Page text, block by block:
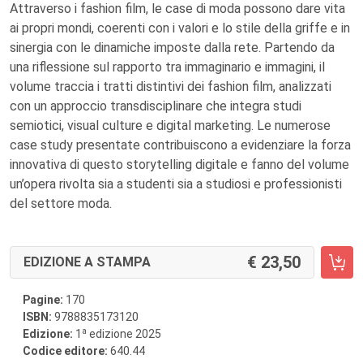
Attraverso i fashion film, le case di moda possono dare vita
ai propri mondi, coerenti con i valori e lo stile della griffe e in
sinergia con le dinamiche imposte dalla rete. Partendo da
una riflessione sul rapporto tra immaginario e immagini, il
volume traccia i tratti distintivi dei fashion film, analizzati
con un approccio transdisciplinare che integra studi
semiotici, visual culture e digital marketing. Le numerose
case study presentate contribuiscono a evidenziare la forza
innovativa di questo storytelling digitale e fanno del volume
un’opera rivolta sia a studenti sia a studiosi e professionisti
del settore moda.
EDIZIONE A STAMPA 23,50
Pagine: 170
ISBN: 9788835173120
Edizione: 1 a edizione 2025
Codice editore: 640.44